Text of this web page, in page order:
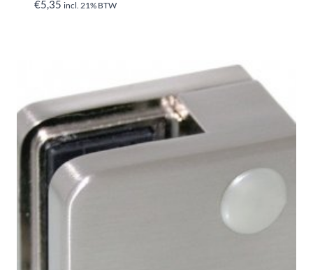
€5,35 incl. 21% BTW